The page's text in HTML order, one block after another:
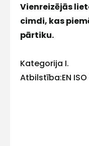
Vienreizējās
cimdi, kas
pārtiku.
Kategorija I.
Atbilstība:EN ISO